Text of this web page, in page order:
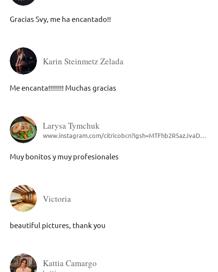
Gracias Svy, me ha encantado!!
Karin Steinmetz Zelada
Me encanta!!!!!!!! Muchas gracias
Larysa Tymchuk
www.instagram.com/citricobcn?igsh=MTFhb2R5azJvaDdueg==
Muy bonitos y muy profesionales
Victoria
beautiful pictures, thank you
Kattia Camargo